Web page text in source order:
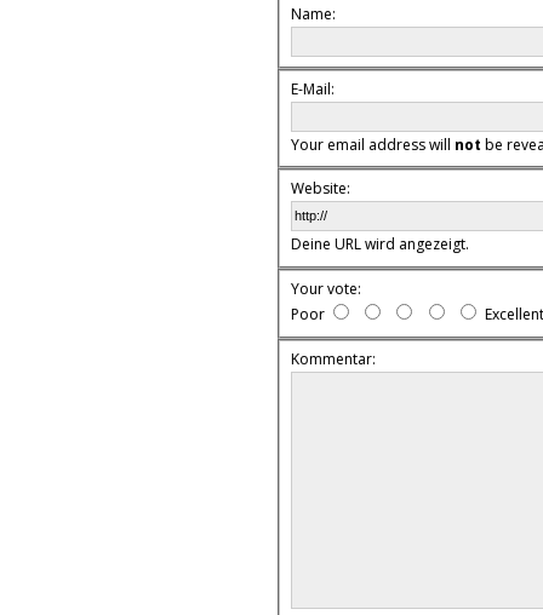
Name:
E-Mail:
Your email address will not be
Website:
Deine URL wird angezeigt.
Your vote:
Poor
Excellent
Kommentar: